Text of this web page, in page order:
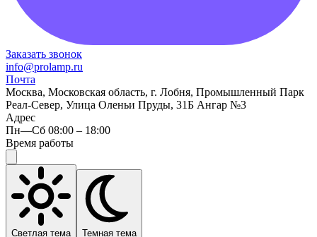
Заказать звонок
info@prolamp.ru
Почта
Москва, Московская область, г. Лобня, Промышленный Парк
Реал-Север, Улица Оленьи Пруды, 31Б Ангар №3
Адрес
Пн—Сб 08:00 – 18:00
Время работы
Светлая тема Темная тема